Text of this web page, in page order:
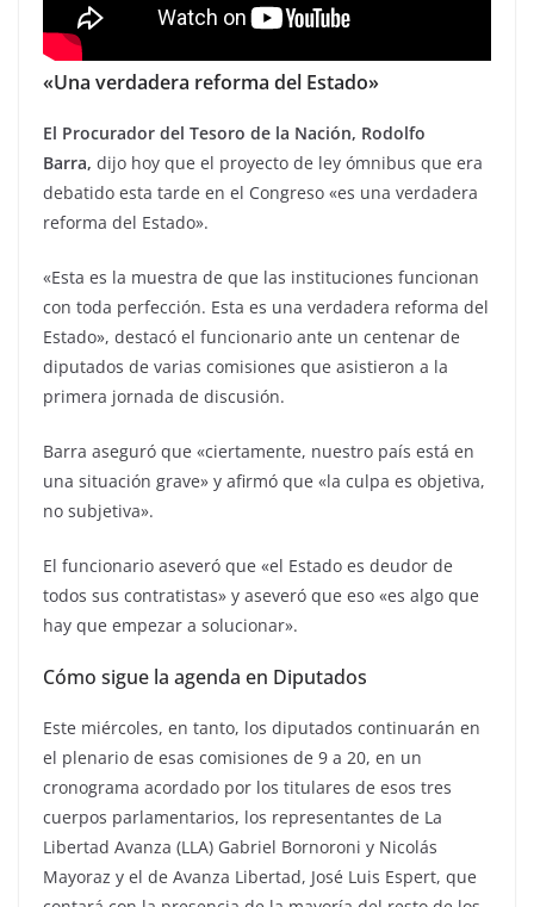
«Una verdadera reforma del Estado»
El Procurador del Tesoro de la Nación, Rodolfo
Barra, dijo hoy que el proyecto de ley ómnibus que era
debatido esta tarde en el Congreso «es una verdadera
reforma del Estado».
«Esta es la muestra de que las instituciones funcionan
con toda perfección. Esta es una verdadera reforma del
Estado», destacó el funcionario ante un centenar de
diputados de varias comisiones que asistieron a la
primera jornada de discusión.
Barra aseguró que «ciertamente, nuestro país está en
una situación grave» y afirmó que «la culpa es objetiva,
no subjetiva».
El funcionario aseveró que «el Estado es deudor de
todos sus contratistas» y aseveró que eso «es algo que
hay que empezar a solucionar».
Cómo sigue la agenda en Diputados
Este miércoles, en tanto, los diputados continuarán en
el plenario de esas comisiones de 9 a 20, en un
cronograma acordado por los titulares de esos tres
cuerpos parlamentarios, los representantes de La
Libertad Avanza (LLA) Gabriel Bornoroni y Nicolás
Mayoraz y el de Avanza Libertad, José Luis Espert, que